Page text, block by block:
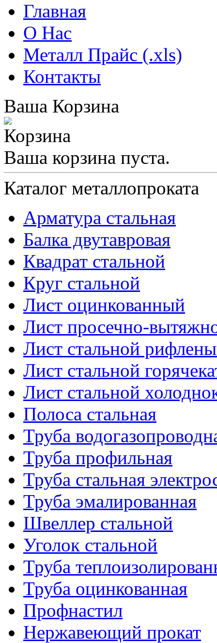
Главная
О Нас
Металл Прайс (.xls)
Контакты
Ваша Корзина
Ваша корзина пуста.
Каталог металлопроката
Арматура стальная
Балка двутавровая
Квадрат стальной
Круг стальной
Лист оцинкованный
Лист просечно-
Лист стальной
Лист стальной
Лист стальной
Полоса стальная
Труба
Труба профильная
Труба стальная
Труба эмалированная
Швеллер стальной
Уголок стальной
Труба
Труба оцинкованная
Профнастил
Нержавеющий прокат